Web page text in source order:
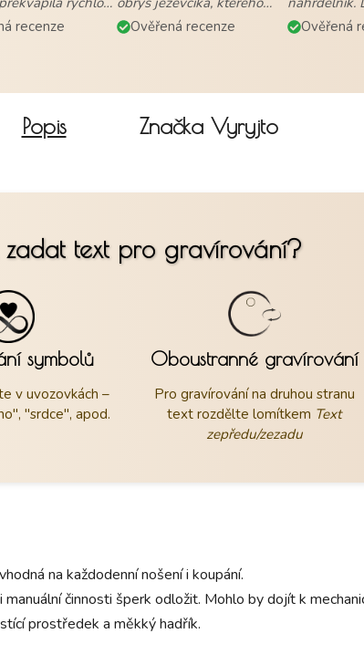
a
recenze
mám. Naprostá
Ověřená recenze
všem."
Ověřená
Popis ZnačkaVyryjto
zadat text pro gravírování?
symbolů
v uvozovkách –
"srdce", apod.
Oboustranné gravírování
Pro gravírování na druhou stranu
text rozdělte lomítkem Text
zepředu/zezadu
na každodenní nošení i koupání.
činnosti šperk odložit. Mohlo by dojít k
prostředek a měkký hadřík.